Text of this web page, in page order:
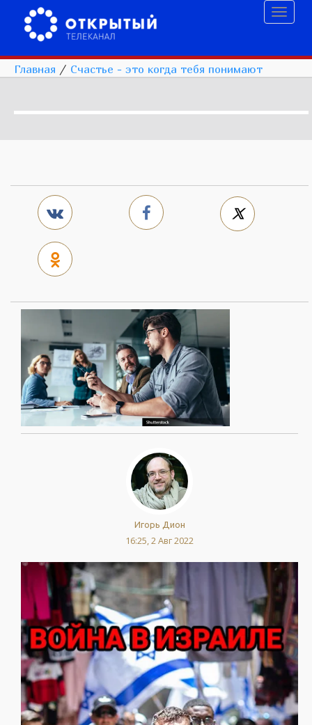
Главная / Счастье - это когда тебя понимают
Игорь Дион
16:25, 2 Авг 2022